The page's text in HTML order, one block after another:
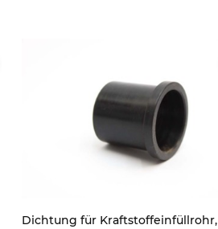
Dichtung für Kraftstoffeinfüllrohr,